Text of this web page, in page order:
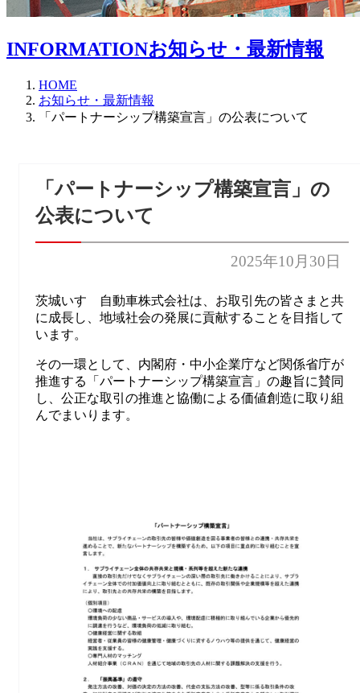
INFORMATIONお知らせ・最新情報
HOME
お知らせ・最新情報
「パートナーシップ構築宣言」の公表について
「パートナーシップ構築宣言」の
公表について
2025年10月30日
茨城いすゞ自動車株式会社は、お取引先の皆さまと共
に成長し、地域社会の発展に貢献することを目指して
います。
その一環として、内閣府・中小企業庁など関係省庁が
推進する「パートナーシップ構築宣言」の趣旨に賛同
し、公正な取引の推進と協働による価値創造に取り組
んでまいります。